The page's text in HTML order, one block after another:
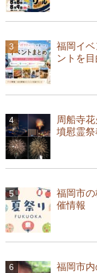
福岡イ
ントを
周船寺
墳慰霊祭
福岡市
催情報
福岡市